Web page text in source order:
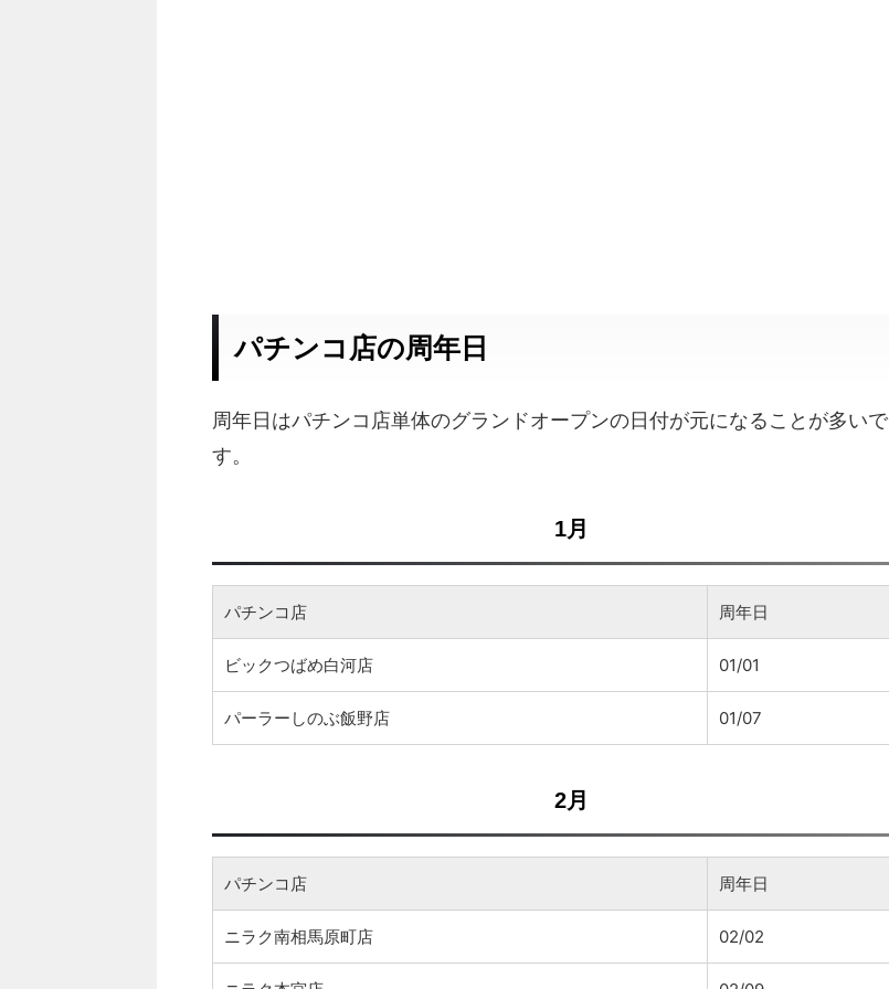
パチンコ店の周年日
周年日はパチンコ店単体のグランドオープンの日付が元になることが多いで
す。
1月
パチンコ店 周年日
ビックつばめ白河店 01/01
パーラーしのぶ飯野店 01/07
2月
パチンコ店 周年日
ニラク南相馬原町店 02/02